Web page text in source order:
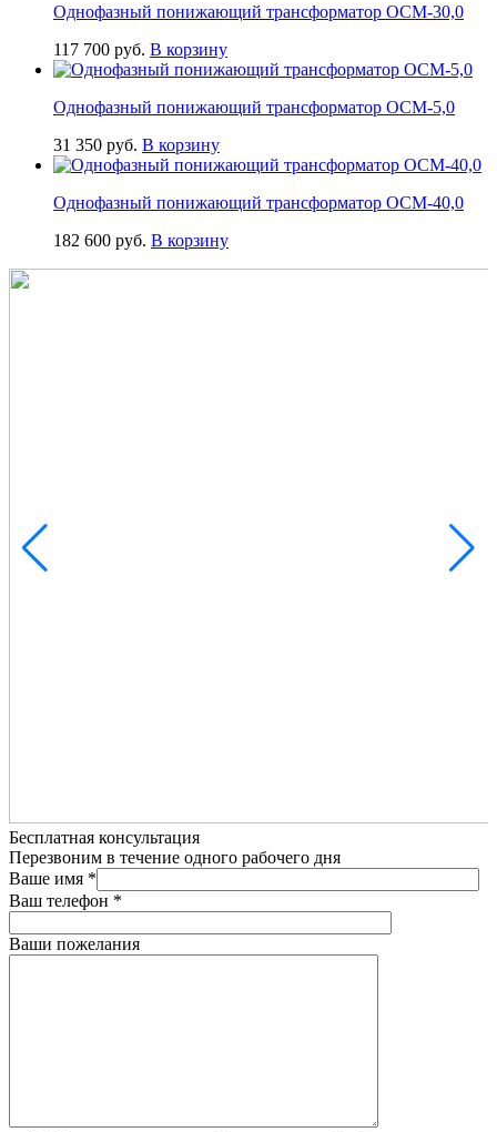
Однофазный понижающий трансформатор ОСМ-30,0
117 700 руб. В корзину
Однофазный понижающий трансформатор ОСМ-5,0
31 350 руб. В корзину
Однофазный понижающий трансформатор ОСМ-40,0
182 600 руб. В корзину
Бесплатная консультация
Перезвоним в течение одного рабочего дня
Ваше имя *
Ваш телефон *
Ваши пожелания